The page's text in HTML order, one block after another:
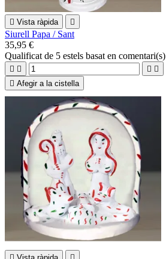
 Vista ràpida 
Siurell Papa / Sant
35,95 €
Qualificat de 5 estels basat en comentari(s)
   
 Afegir a la cistella